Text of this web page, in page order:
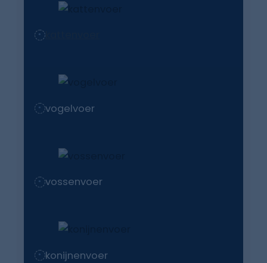
kattenvoer
vogelvoer
vossenvoer
konijnenvoer